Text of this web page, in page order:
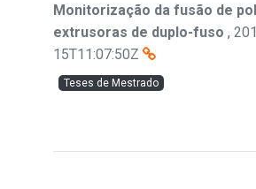
Monitorização da fusão de
extrusoras de duplo-fuso ,
15T11:07:50Z
Teses de Mestrado